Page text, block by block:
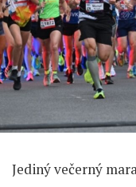
Jediný večerný